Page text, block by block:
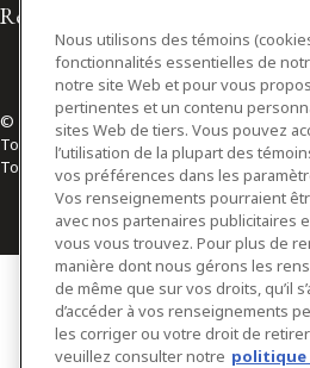
Relations avec les médias
© 2026 Osler, Hoskin & Harcourt
Tous droits réservés
Toronto | Montréal | Calgary | Vancouver
Nous utilisons des témoins
fonctionnalités essentielles de
notre site Web et pour vous
pertinentes et un contenu
sites Web de tiers. Vous pouvez
l’utilisation de la plupart des
vos préférences dans les
Vos renseignements pourraient
avec nos partenaires publicitaires
vous vous trouvez. Pour plus de
manière dont nous gérons les
de même que sur vos droits, qu’il
d’accéder à vos renseignements
les corriger ou votre droit de
veuillez consulter notre politique